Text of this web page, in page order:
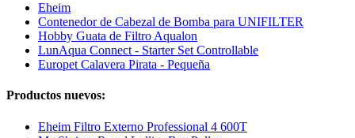
Eheim
Contenedor de Cabezal de Bomba para UNIFILTER
Hobby Guata de Filtro Aqualon
LunAqua Connect - Starter Set Controllable
Europet Calavera Pirata - Pequeña
Productos nuevos:
Eheim Filtro Externo Professional 4 600T